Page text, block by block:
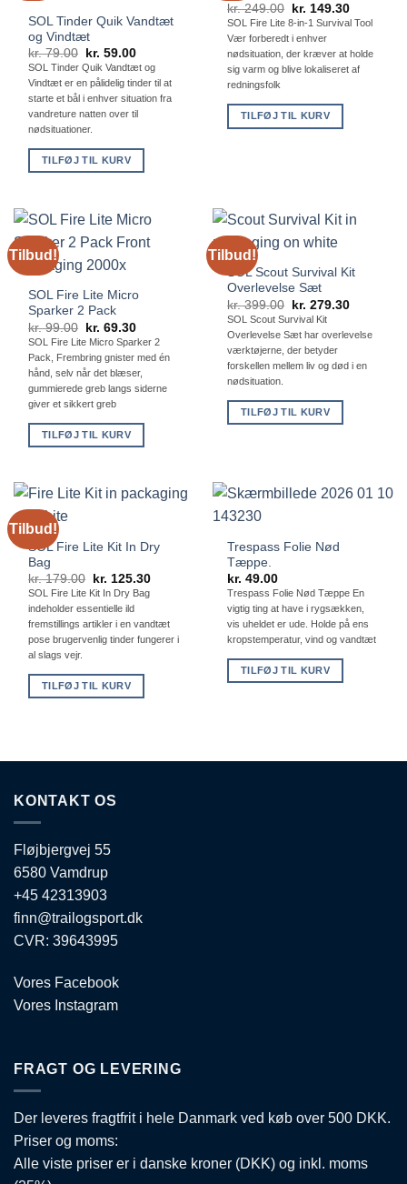
SOL Tinder Quik Vandtæt
og Vindtæt
kr.79.00 Den
oprindelige
pris
var:
kr. 79.00.
kr. 59.00Den
aktuelle
pris
er:
kr. 59.00.
SOL Tinder Quik Vandtæt og
Vindtæt er en pålidelig tinder til at
starte et bål i enhver situation fra
vandreture natten over til
nødsituationer.
TILFØJ TIL KURV
kr.249.00 Den
oprindelige
pris
var:
kr. 249.00.
kr. 149.30Den
aktuelle
kr.
SOL Fire Lite 8-in-1 Survival Tool
Vær forberedt i enhver
nødsituation, der kræver at holde
sig varm og blive lokaliseret af
redningsfolk
TILFØJ TIL KURV
Tilbud!
SOL Fire Lite Micro
Sparker 2 Pack
kr.99.00 Den
oprindelige
pris
var:
kr. 99.00.
kr. 69.30Den
aktuelle
pris
er:
kr. 69.30.
SOL Fire Lite Micro Sparker 2
Pack, Frembring gnister med én
hånd, selv når det blæser,
gummierede greb langs siderne
giver et sikkert greb
TILFØJ TIL KURV
Tilbud!
SOL Scout Survival Kit
Overlevelse Sæt
kr.399.00 Den
oprindelige
pris
var:
kr. 399.00.
kr. 279.30Den
er:
SOL Scout Survival Kit
Overlevelse Sæt har overlevelse
værktøjerne, der betyder
forskellen mellem liv og død i en
nødsituation.
TILFØJ TIL KURV
Tilbud!
SOL Fire Lite Kit In Dry
Bag
kr.179.00 Den
oprindelige
var:
kr. 179.00.
kr. 125.30Den
kr. 125.30.
SOL Fire Lite Kit In Dry Bag
indeholder essentielle ild
fremstillings artikler i en vandtæt
pose brugervenlig tinder fungerer i
al slags vejr.
TILFØJ TIL KURV
Trespass Folie Nød
Tæppe.
kr. 49.00
Trespass Folie Nød Tæppe En
vigtig ting at have i rygsækken,
vis uheldet er ude. Holde på ens
kropstemperatur, vind og vandtæt
TILFØJ TIL KURV
KONTAKT OS
Fløjbjergvej 55
6580 Vamdrup
+45 42313903
finn@trailogsport.dk
CVR: 39643995
Vores Facebook
Vores Instagram
FRAGT OG LEVERING
Der leveres fragtfrit i hele Danmark ved køb over 500 DKK.
Priser og moms:
Alle viste priser er i danske kroner (DKK) og inkl. moms